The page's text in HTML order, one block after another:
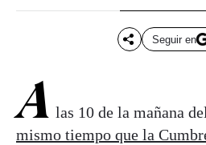
Seguir en
A las 10 de la mañana
mismo tiempo que la